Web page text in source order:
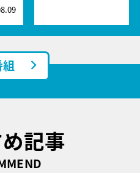
組
記事